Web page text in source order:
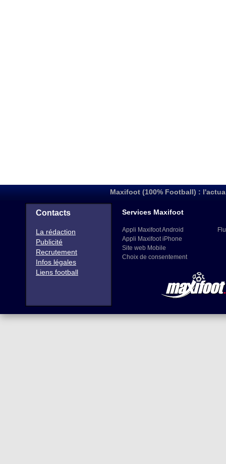
Maxifoot (100% Football) :
Contacts
La rédaction
Publicité
Recrutement
Infos légales
Liens football
Services Maxifoot
Appli Maxifoot Android
Appli Maxifoot iPhone
Site web Mobile
Choix de consentement